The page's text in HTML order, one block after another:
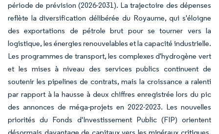
période de prévision (2026-2031). La trajectoire des dépenses
reflète la diversification délibérée du Royaume, qui s'éloigne
des exportations de pétrole brut pour se tourner vers la
logistique, les énergies renouvelables et la capacité industrielle.
Les programmes de transport, les complexes d'hydrogène vert
et les mises à niveau des services publics continuent de
soutenir les pipelines de contrats, mais la croissance a ralenti
par rapport à la hausse à deux chiffres enregistrée lors du pic
des annonces de méga-projets en 2022-2023. Les nouvelles
priorités du Fonds d'Investissement Public (FIP) orientent